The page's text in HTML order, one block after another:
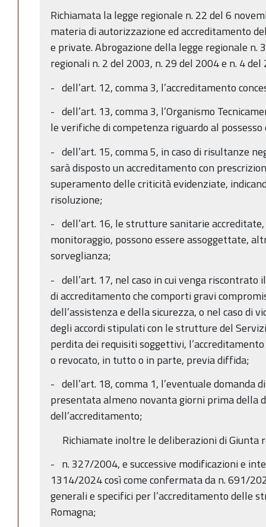
Richiamata la legge regionale n. 22 del 6
materia di autorizzazione ed accreditamento
e private. Abrogazione della legge regionale n.
regionali n. 2 del 2003, n. 29 del 2004 e n. 4 del
- dell’art. 12, comma 3, l’accreditamento
- dell’art. 13, comma 3, l’Organismo
le verifiche di competenza riguardo al
- dell’art. 15, comma 5, in caso di risultanze
sarà disposto un accreditamento con
superamento delle criticità evidenziate,
risoluzione;
- dell’art. 16, le strutture sanitarie
monitoraggio, possono essere assoggettate,
sorveglianza;
- dell’art. 17, nel caso in cui venga riscontrato
di accreditamento che comporti gravi
dell’assistenza e della sicurezza, o nel caso di
degli accordi stipulati con le strutture del
perdita dei requisiti soggettivi,
o revocato, in tutto o in parte, previa diffida;
- dell’art. 18, comma 1, l’eventuale domanda
presentata almeno novanta giorni prima della
dell’accreditamento;
Richiamate inoltre le deliberazioni di Giunta
- n. 327/2004, e successive modificazioni e
1314/2024 così come confermata da n. 691/
generali e specifici per l’accreditamento delle
Romagna;